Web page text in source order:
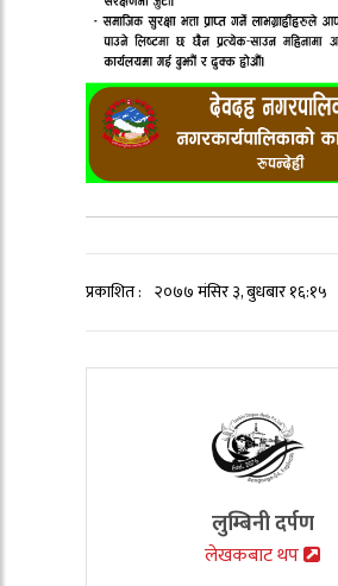
प्रकाशित : २०७७ मंसिर ३, बुधबार १६:१५
लुम्बिनी दर्पण
लेखकबाट थप